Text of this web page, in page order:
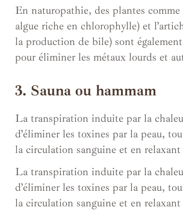
En naturopathie, des plantes
algue riche en chlorophylle) et
la production de bile) sont
pour éliminer les métaux lourds et
3. Sauna ou hammam
La transpiration induite par la
d’éliminer les toxines par la peau,
la circulation sanguine et en relaxant
La transpiration induite par la
d’éliminer les toxines par la peau,
la circulation sanguine et en relaxant